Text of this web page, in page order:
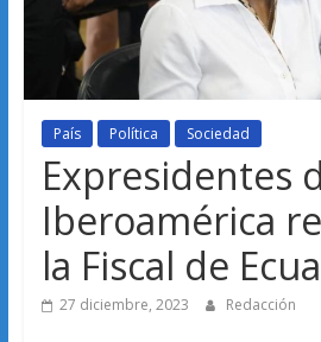
País Política Sociedad
Expresidentes
Iberoamérica
la Fiscal de
27 diciembre, 2023 Redacción